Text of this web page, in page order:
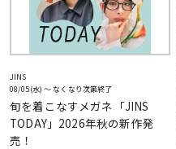
JINS
08/05(水) 〜 なくなり次第終了
旬を着こなすメガネ「JINS
TODAY」2026年秋の新作発
売！